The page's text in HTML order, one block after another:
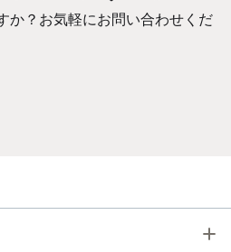
か？お気軽にお問い合わせくだ